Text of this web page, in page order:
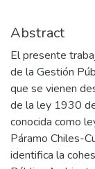
Abstract
El presente
de la Gestión
que se vienen
de la ley 1930
conocida como
Páramo Chiles-
identifica la